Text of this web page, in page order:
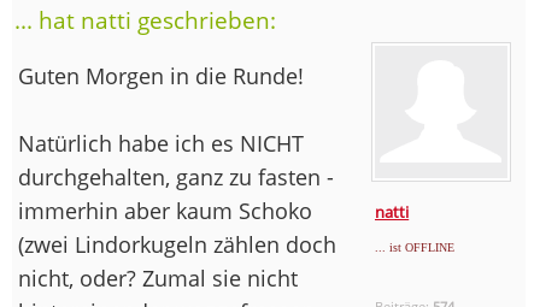
... hat natti geschrieben:
natti
... ist OFFLINE
Guten Morgen in die Runde!
Natürlich habe ich es NICHT
durchgehalten, ganz zu fasten -
immerhin aber kaum Schoko
(zwei Lindorkugeln zählen doch
nicht, oder? Zumal sie nicht